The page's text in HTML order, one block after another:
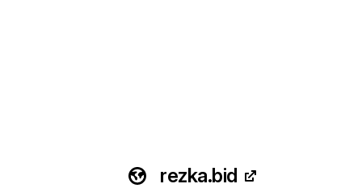
rezka.bid